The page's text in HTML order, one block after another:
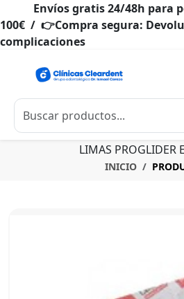
Envíos gratis 24/48h para
100€ / 👉Compra segura:
complicaciones
LIMAS PROGLIDER
INICIO